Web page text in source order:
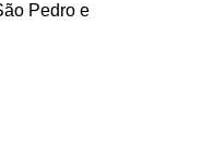
Pedro e